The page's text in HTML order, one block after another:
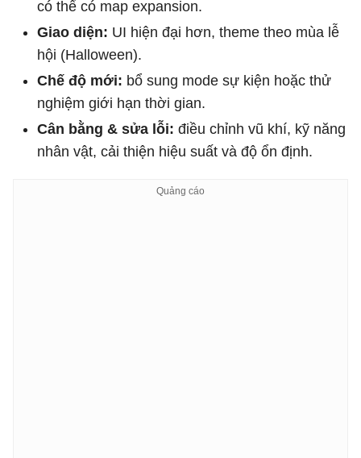
có thể có map expansion.
Giao diện: UI hiện đại hơn, theme theo mùa lễ
hội (Halloween).
Chế độ mới: bổ sung mode sự kiện hoặc thử
nghiệm giới hạn thời gian.
Cân bằng & sửa lỗi: điều chỉnh vũ khí, kỹ năng
nhân vật, cải thiện hiệu suất và độ ổn định.